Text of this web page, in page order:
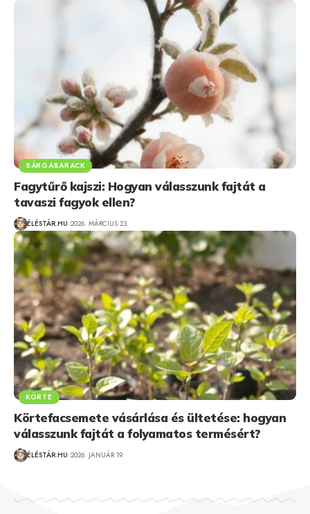
SÁRGABARACK
Fagytűrő kajszi: Hogyan válasszunk fajtát a
tavaszi fagyok ellen?
ÉLÉSTÁR.HU 2026. MÁRCIUS 23.
KÖRTE
Körtefacsemete vásárlása és ültetése: hogyan
válasszunk fajtát a folyamatos termésért?
ÉLÉSTÁR.HU 2026. JANUÁR 19.